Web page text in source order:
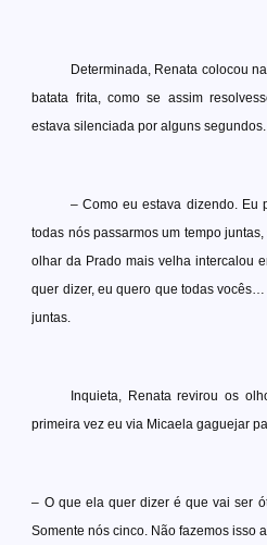
Determinada, Renata colocou
batata frita, como se assim
estava silenciada por alguns segundos.
– Como eu estava dizendo. Eu
todas nós passarmos um tempo
olhar da Prado mais velha intercalou
quer dizer, eu quero que todas
juntas.
Inquieta, Renata revirou os
primeira vez eu via Micaela gaguejar
– O que ela quer dizer é que vai ser
Somente nós cinco. Não fazemos isso